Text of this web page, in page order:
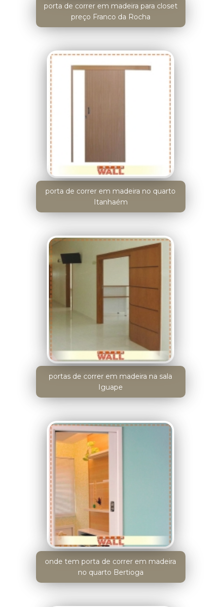
porta de correr em madeira para closet
preço Franco da Rocha
porta de correr em madeira no quarto
Itanhaém
portas de correr em madeira na sala
Iguape
onde tem porta de correr em madeira
no quarto Bertioga